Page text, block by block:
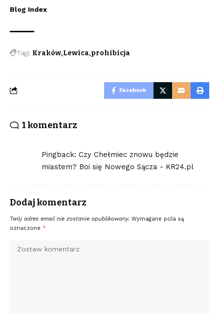
Blog Index
Tagi: Kraków Lewica prohibicja
Facebook
1 komentarz
Pingback: Czy Chełmiec znowu będzie
miastem? Boi się Nowego Sącza - KR24.pl
Dodaj komentarz
Twój adres email nie zostanie opublikowany. Wymagane pola są
oznaczone *